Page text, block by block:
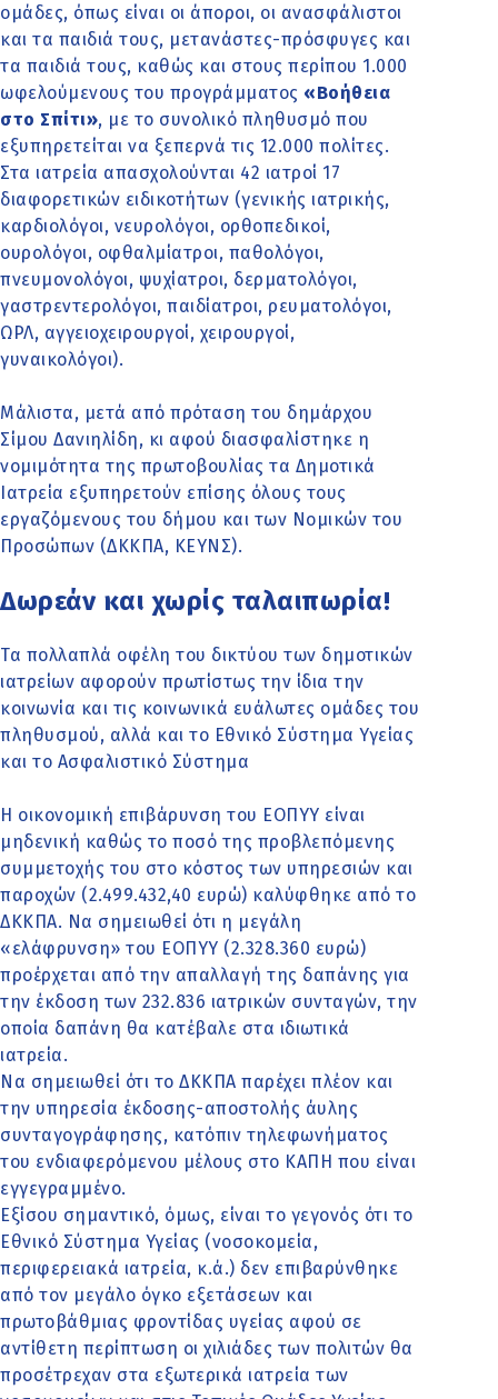
ομάδες, όπως είναι οι άποροι, οι ανασφάλιστοι
και τα παιδιά τους, μετανάστες-πρόσφυγες και
τα παιδιά τους, καθώς και στους περίπου 1.000
ωφελούμενους του προγράμματος «Βοήθεια
στο Σπίτι», με το συνολικό πληθυσμό που
εξυπηρετείται να ξεπερνά τις 12.000 πολίτες.
Στα ιατρεία απασχολούνται 42 ιατροί 17
διαφορετικών ειδικοτήτων (γενικής ιατρικής,
καρδιολόγοι, νευρολόγοι, ορθοπεδικοί,
ουρολόγοι, οφθαλμίατροι, παθολόγοι,
πνευμονολόγοι, ψυχίατροι, δερματολόγοι,
γαστρεντερολόγοι, παιδίατροι, ρευματολόγοι,
ΩΡΛ, αγγειοχειρουργοί, χειρουργοί,
γυναικολόγοι).
Μάλιστα, μετά από πρόταση του δημάρχου
Σίμου Δανιηλίδη, κι αφού διασφαλίστηκε η
νομιμότητα της πρωτοβουλίας τα Δημοτικά
Ιατρεία εξυπηρετούν επίσης όλους τους
εργαζόμενους του δήμου και των Νομικών του
Προσώπων (ΔΚΚΠΑ, ΚΕΥΝΣ).
Δωρεάν και χωρίς ταλαιπωρία!
Τα πολλαπλά οφέλη του δικτύου των δημοτικών
ιατρείων αφορούν πρωτίστως την ίδια την
κοινωνία και τις κοινωνικά ευάλωτες ομάδες του
πληθυσμού, αλλά και το Εθνικό Σύστημα Υγείας
και το Ασφαλιστικό Σύστημα
Η οικονομική επιβάρυνση του ΕΟΠΥΥ είναι
μηδενική καθώς το ποσό της προβλεπόμενης
συμμετοχής του στο κόστος των υπηρεσιών και
παροχών (2.499.432,40 ευρώ) καλύφθηκε από το
ΔΚΚΠΑ. Να σημειωθεί ότι η μεγάλη
«ελάφρυνση» του ΕΟΠΥΥ (2.328.360 ευρώ)
προέρχεται από την απαλλαγή της δαπάνης για
την έκδοση των 232.836 ιατρικών συνταγών, την
οποία δαπάνη θα κατέβαλε στα ιδιωτικά
ιατρεία.
Να σημειωθεί ότι το ΔΚΚΠΑ παρέχει πλέον και
την υπηρεσία έκδοσης-αποστολής άυλης
συνταγογράφησης, κατόπιν τηλεφωνήματος
του ενδιαφερόμενου μέλους στο ΚΑΠΗ που είναι
εγγεγραμμένο.
Εξίσου σημαντικό, όμως, είναι το γεγονός ότι το
Εθνικό Σύστημα Υγείας (νοσοκομεία,
περιφερειακά ιατρεία, κ.ά.) δεν επιβαρύνθηκε
από τον μεγάλο όγκο εξετάσεων και
πρωτοβάθμιας φροντίδας υγείας αφού σε
αντίθετη περίπτωση οι χιλιάδες των πολιτών θα
προσέτρεχαν στα εξωτερικά ιατρεία των